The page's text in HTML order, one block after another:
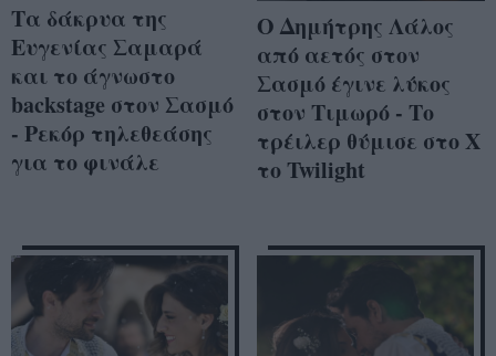
Τα δάκρυα της
Ευγενίας Σαμαρά
και το άγνωστο
backstage στον Σασμό
- Ρεκόρ τηλεθεάσης
για το φινάλε
Ο Δημήτρης Λάλος
από αετός στον
Σασμό έγινε λύκος
στον Τιμωρό - Το
τρέιλερ θύμισε στο Χ
το Twilight